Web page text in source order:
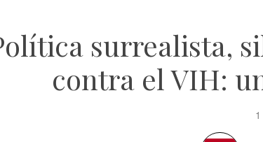
surrealista,
contra el VIH: